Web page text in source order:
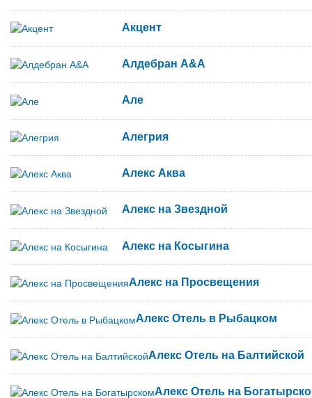
Акцент
Алдебран A&A
Але
Алегрия
Алекс Аква
Алекс на Звездной
Алекс на Косыгина
Алекс на Просвещения
Алекс Отель в Рыбацком
Алекс Отель на Балтийской
Алекс Отель на